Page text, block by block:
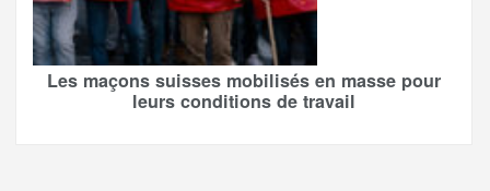
Les maçons suisses mobilisés en masse pour
leurs conditions de travail